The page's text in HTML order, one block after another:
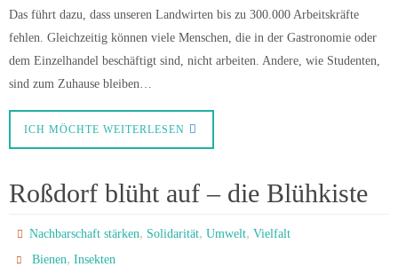
Das führt dazu, dass unseren Landwirten bis zu 300.000 Arbeitskräfte
fehlen. Gleichzeitig können viele Menschen, die in der Gastronomie oder
dem Einzelhandel beschäftigt sind, nicht arbeiten. Andere, wie Studenten,
sind zum Zuhause bleiben…
ICH MÖCHTE WEITERLESEN
Roßdorf blüht auf – die Blühkiste
Nachbarschaft stärken, Solidarität,Umwelt,Vielfalt
Bienen,Insekten